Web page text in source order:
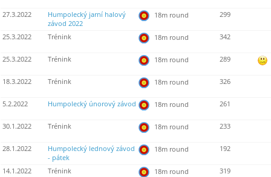
27.3.2022
Humpolecký jarní halový
závod 2022
18m round 299
25.3.2022 Trénink 18m round 342
25.3.2022 Trénink 18m round 289
18.3.2022 Trénink 18m round 326
5.2.2022 Humpolecký únorový závod 18m round 261
30.1.2022 Trénink 18m round 233
28.1.2022
Humpolecký lednový závod
- pátek
18m round 192
14.1.2022 Trénink 18m round 319